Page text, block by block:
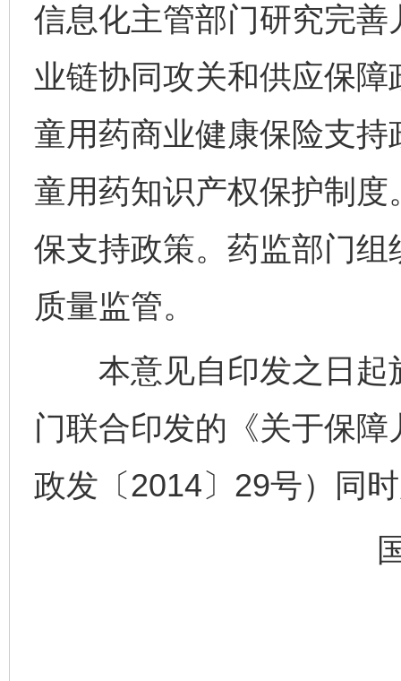
信息化主管部门研究完
业链协同攻关和供应保
童用药商业健康保险支
童用药知识产权保护制
保支持政策。药监部门
质量监管。
本意见自印发之日起
门联合印发的《关于保
政发〔2014〕29号）同